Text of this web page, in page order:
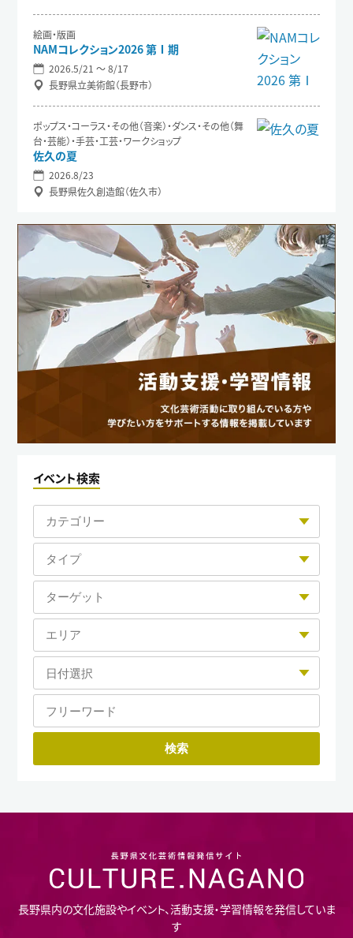
絵画・版画
NAMコレクション2026 第Ⅰ期
2026.5/21 〜 8/17
長野県立美術館（長野市）
ポップス・コーラス・その他（音楽）・ダンス・その他（舞
台・芸能）・手芸・工芸・ワークショップ
佐久の夏
2026.8/23
長野県佐久創造館（佐久市）
イベント検索
長野県内の文化施設やイベント、活動支援・学習情報を発信していま
す